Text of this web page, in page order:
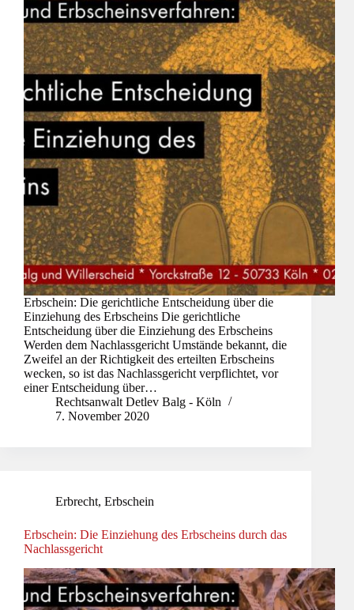
Erbschein: Die gerichtliche Entscheidung über die
Einziehung des Erbscheins Die gerichtliche
Entscheidung über die Einziehung des Erbscheins
Werden dem Nachlassgericht Umstände bekannt, die
Zweifel an der Richtigkeit des erteilten Erbscheins
wecken, so ist das Nachlassgericht verpflichtet, vor
einer Entscheidung über…
Rechtsanwalt Detlev Balg - Köln
7. November 2020
Erbrecht, Erbschein
Erbschein: Die Einziehung des Erbscheins durch das
Nachlassgericht